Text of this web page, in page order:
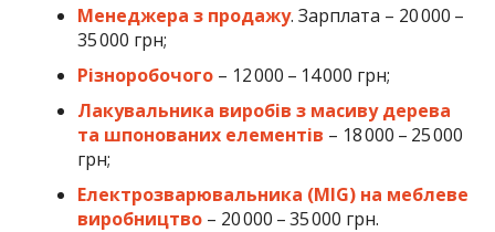
Менеджера з продажу. Зарплата – 20 000 –
35 000 грн;
Різноробочого– 12 000 – 14 000 грн;
Лакувальника виробів з масиву дерева
та шпонованих елементів – 18 000 – 25 000
грн;
Електрозварювальника (MIG) на меблеве
виробництво– 20 000 – 35 000 грн.